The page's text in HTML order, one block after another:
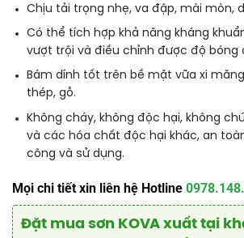
Chịu tải trọng nhẹ, va đập, mài mòn,
Có thể tích hợp khả năng kháng
vượt trội và điều chỉnh được độ bóng
Bám dính tốt trên bề mặt vữa xi
thép, gỗ.
Không cháy, không độc hại, không
và các hóa chất độc hại khác, an
công và sử dụng.
Mọi chi tiết xin liên hệ Hotline
Đặt mua sơn KOVA xuất tại